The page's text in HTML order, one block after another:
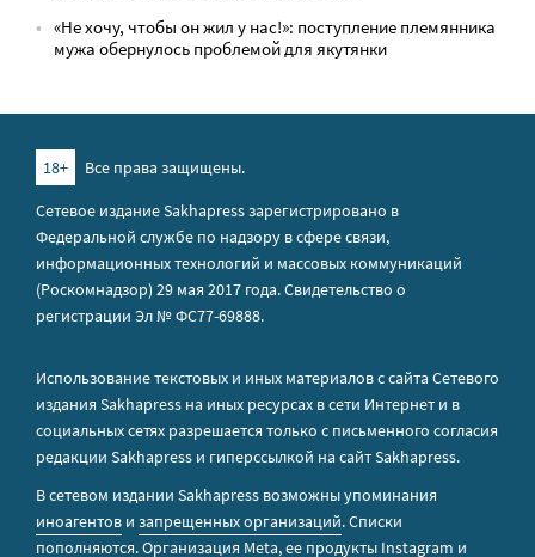
«Не хочу, чтобы он жил у нас!»: поступление племянника
мужа обернулось проблемой для якутянки
18+
Все права защищены.
Сетевое издание Sakhapress зарегистрировано в
Федеральной службе по надзору в сфере связи,
информационных технологий и массовых коммуникаций
(Роскомнадзор) 29 мая 2017 года. Свидетельство о
регистрации Эл № ФС77-69888.
Использование текстовых и иных материалов с сайта Сетевого
издания Sakhapress на иных ресурсах в сети Интернет и в
социальных сетях разрешается только с письменного согласия
редакции Sakhapress и гиперссылкой на сайт Sakhapress.
В сетевом издании Sakhapress возможны упоминания
иноагентов и запрещенных организаций. Списки
пополняются. Организация Metа, ее продукты Instagram и